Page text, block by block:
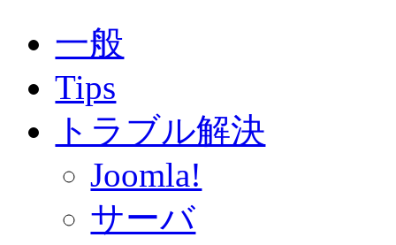
一般
Tips
トラブル解決
Joomla!
サーバ